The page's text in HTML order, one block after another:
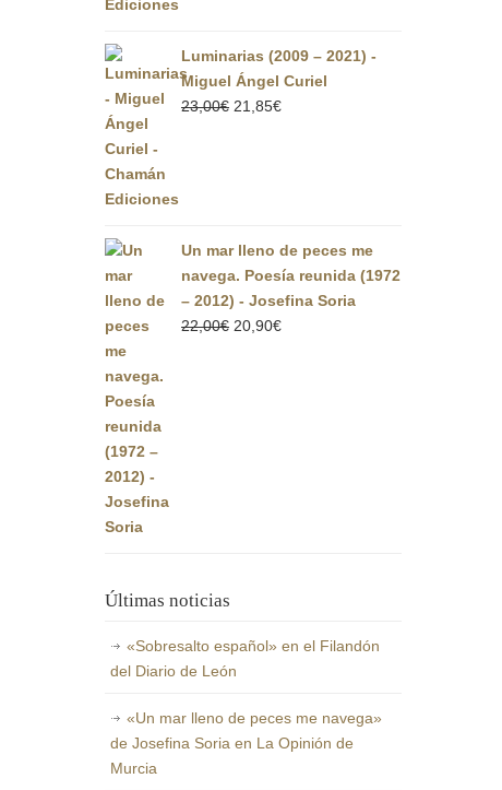
Luminarias (2009 – 2021) -
Miguel Ángel Curiel
23,00€ El
21,85€El
Un mar lleno de peces me
navega. Poesía reunida (1972
– 2012) - Josefina Soria
22,00€ El
20,90€El
Últimas noticias
«Sobresalto español» en el Filandón
del Diario de León
«Un mar lleno de peces me navega»
de Josefina Soria en La Opinión de
Murcia